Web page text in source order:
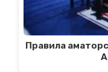
Правила